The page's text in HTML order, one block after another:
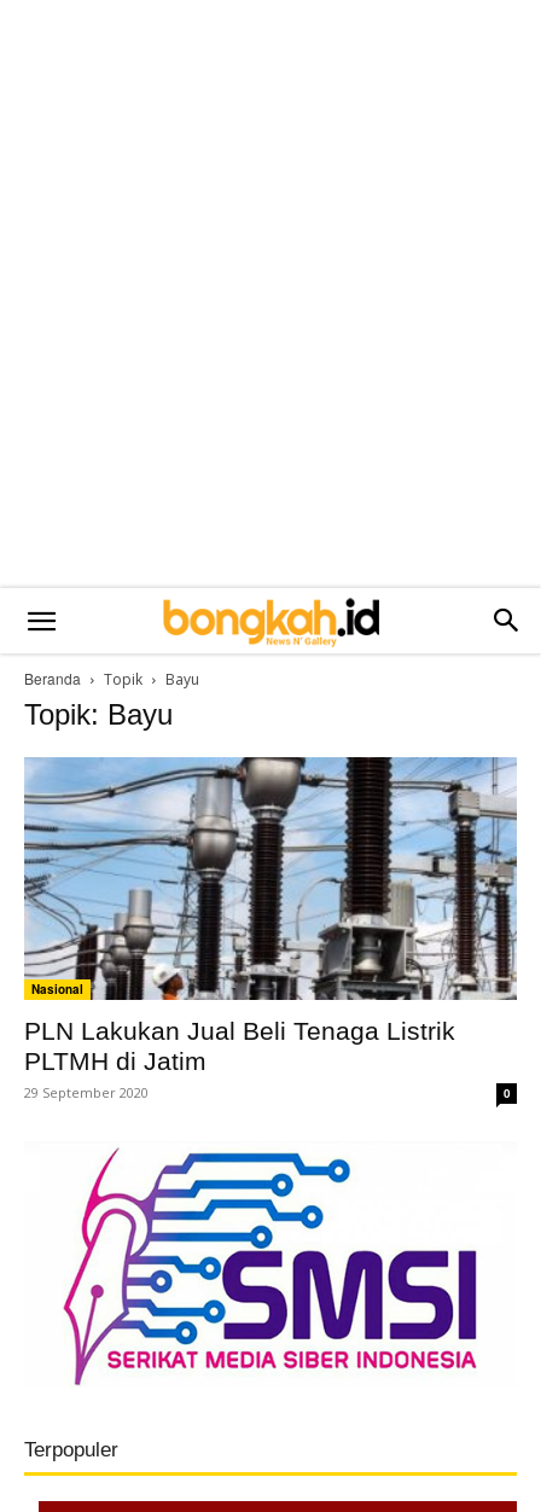
Beranda Topik Bayu
Topik: Bayu
Nasional
PLN Lakukan Jual Beli Tenaga Listrik
PLTMH di Jatim
29 September 2020 0
Terpopuler